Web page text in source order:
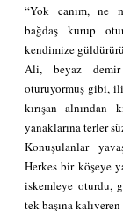
“Yok canım, ne
bağdaş kurup
kendimize
Ali, beyaz
oturuyormuş gibi,
kırışan
yanaklarına terler
Konuşulanlar
Herkes bir köşeye
iskemleye oturdu,
tek başına